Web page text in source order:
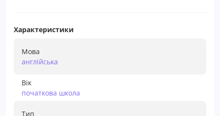
Характеристики
Мова
англійська
Вік
початкова школа
Тип